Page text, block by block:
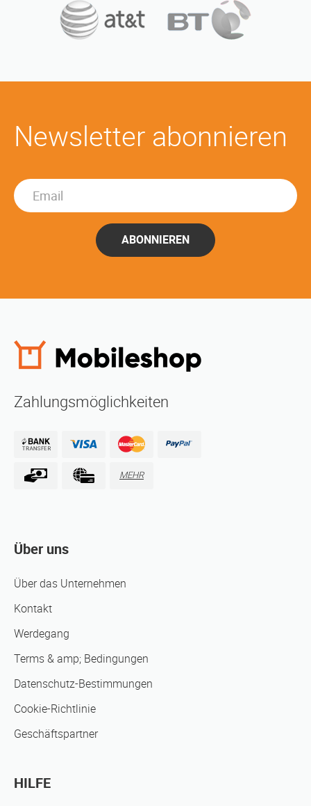
Newsletter abonnieren
ABONNIEREN
Zahlungsmöglichkeiten
MEHR
Über uns
Über das Unternehmen
Kontakt
Werdegang
Terms & amp; Bedingungen
Datenschutz-Bestimmungen
Cookie-Richtlinie
Geschäftspartner
HILFE